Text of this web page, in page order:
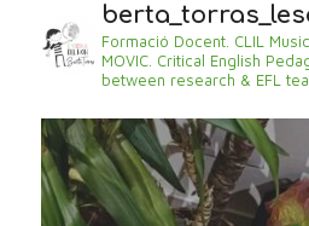
Formació Docent. CLIL
MOVIC. Critical English
between research & EFL